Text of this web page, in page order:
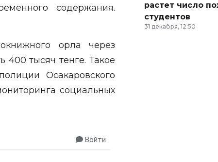
содержания.
орла через
400 тысяч тенге. Такое
Осакаровского
социальных
Войти
растет число
студентов
31 декабря, 12:50